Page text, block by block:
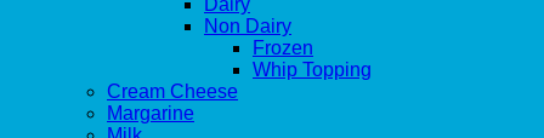
Dairy
Non Dairy
Frozen
Whip Topping
Cream Cheese
Margarine